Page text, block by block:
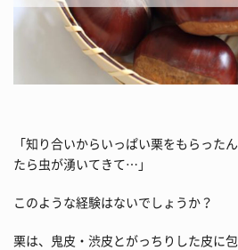
「知り合いからいっぱい栗をもらった
たら虫が湧いてきて…」
このような経験はないでしょうか？
栗は、鬼皮・渋皮とがっちりした皮に